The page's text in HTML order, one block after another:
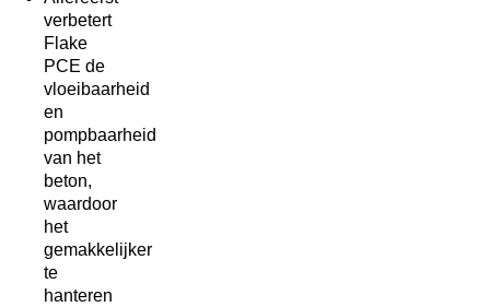
verbetert
Flake
PCE de
vloeibaarheid
en
pompbaarheid
van het
beton,
waardoor
het
gemakkelijker
te
hanteren